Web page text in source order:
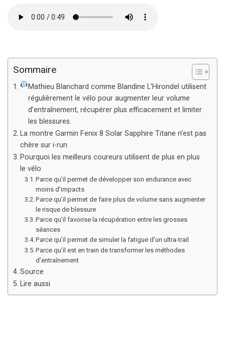
Sommaire
Mathieu Blanchard comme Blandine L’Hirondel utilisent
régulièrement le vélo pour augmenter leur volume
d’entraînement, récupérer plus efficacement et limiter
les blessures.
La montre Garmin Fenix 8 Solar Sapphire Titane n’est pas
chère sur i-run
Pourquoi les meilleurs coureurs utilisent de plus en plus
le vélo
Parce qu’il permet de développer son endurance avec
moins d’impacts
Parce qu’il permet de faire plus de volume sans augmenter
le risque de blessure
Parce qu’il favorise la récupération entre les grosses
séances
Parce qu’il permet de simuler la fatigue d’un ultra-trail
Parce qu’il est en train de transformer les méthodes
d’entraînement
Source
Lire aussi